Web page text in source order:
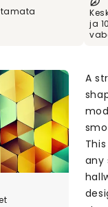
ja
A
any